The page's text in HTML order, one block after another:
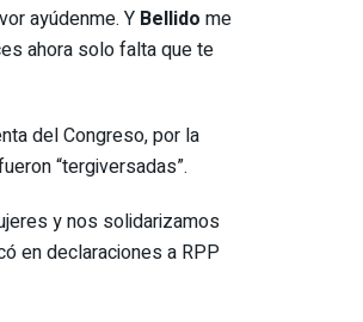
ayúdenme. Y Bellido me
ahora solo falta que te
del Congreso, por la
“tergiversadas”.
y nos solidarizamos
en declaraciones a RPP